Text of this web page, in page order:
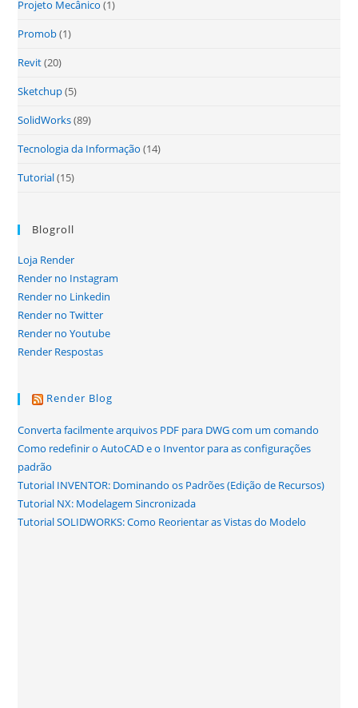
Projeto Mecânico (1)
Promob(1)
Revit(20)
Sketchup(5)
SolidWorks(89)
Tecnologia da Informação (14)
Tutorial(15)
Blogroll
Loja Render
Render no Instagram
Render no Linkedin
Render no Twitter
Render no Youtube
Render Respostas
Render Blog
Converta facilmente arquivos PDF para DWG com um comando
Como redefinir o AutoCAD e o Inventor para as configurações
padrão
Tutorial INVENTOR: Dominando os Padrões (Edição de Recursos)
Tutorial NX: Modelagem Sincronizada
Tutorial SOLIDWORKS: Como Reorientar as Vistas do Modelo